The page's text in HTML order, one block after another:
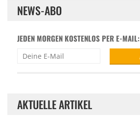
NEWS-ABO
JEDEN MORGEN KOSTENLOS PER E-MAIL:
AKTUELLE ARTIKEL